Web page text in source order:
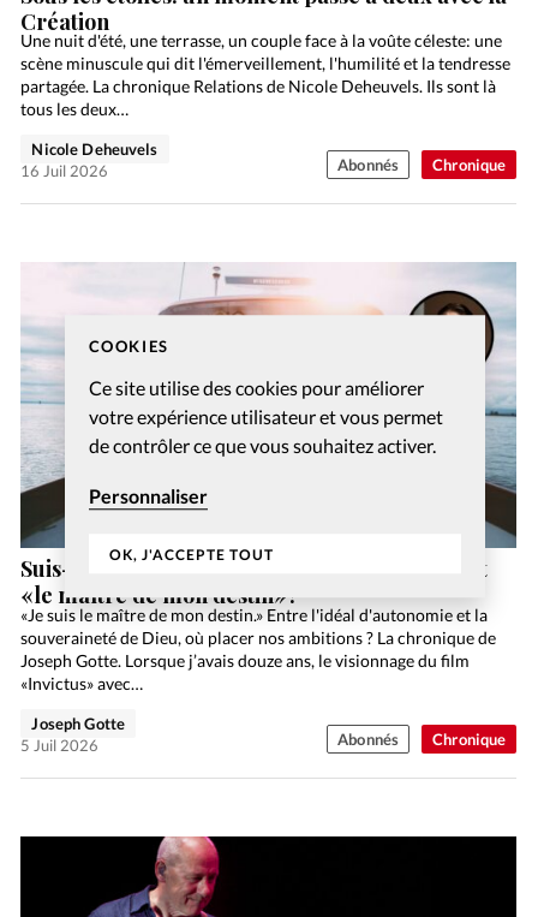
COOKIES
Ce site utilise des cookies pour améliorer
votre expérience utilisateur et vous permet
de contrôler ce que vous souhaitez activer.
Personnaliser
OK, J'ACCEPTE TOUT
Chronique
Création
Une nuit d'été, une terrasse, un couple face à la voûte céleste: une
scène minuscule qui dit l'émerveillement, l'humilité et la tendresse
partagée. La chronique Relations de Nicole Deheuvels. Ils sont là
tous les deux…
Nicole Deheuvels
16 Juil 2026
Abonnés
Chronique
Suis-je vraiment le «capitaine de mon âme» et
«le maître de mon destin»?
«Je suis le maître de mon destin.» Entre l'idéal d'autonomie et la
souveraineté de Dieu, où placer nos ambitions ? La chronique de
Joseph Gotte. Lorsque j’avais douze ans, le visionnage du film
«Invictus» avec…
Joseph Gotte
5 Juil 2026
Abonnés